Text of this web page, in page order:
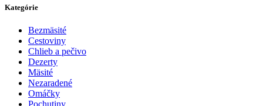
Kategórie
Bezmäsité
Cestoviny
Chlieb a pečivo
Dezerty
Mäsité
Nezaradené
Omáčky